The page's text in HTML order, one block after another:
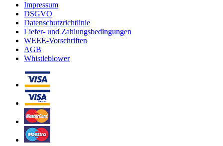
Impressum
DSGVO
Datenschutzrichtlinie
Liefer- und Zahlungsbedingungen
WEEE-Vorschriften
AGB
Whistleblower